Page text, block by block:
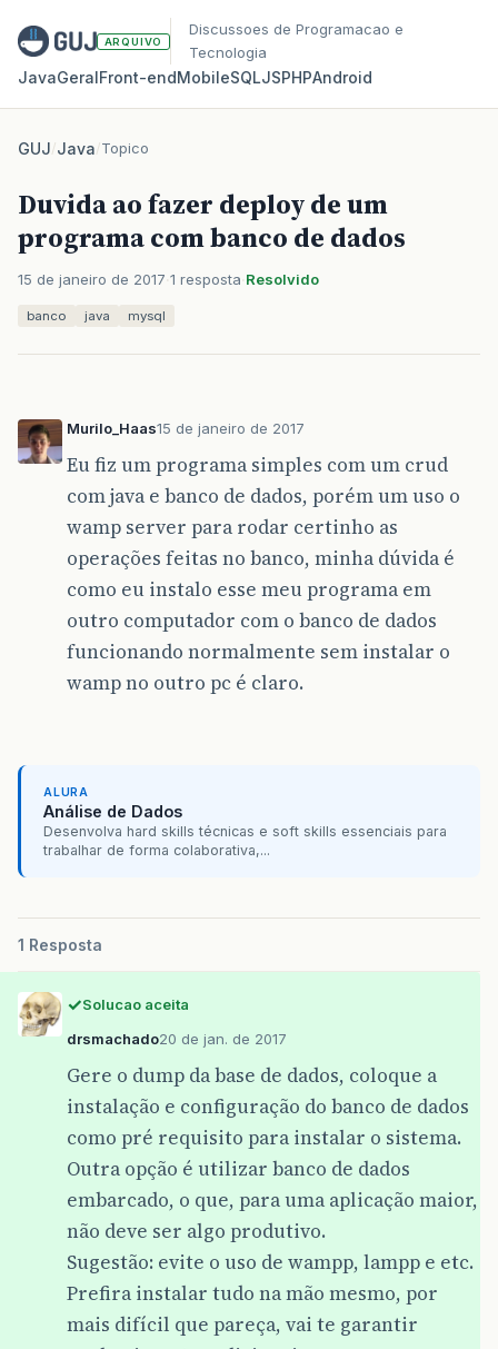
ARQUIVO
Discussoes de Programacao e
Tecnologia
JavaGeralFront‑endMobileSQLJSPHPAndroid
GUJ/Java/Topico
Duvida ao fazer deploy de um
programa com banco de dados
15 de janeiro de 2017 1 resposta Resolvido
banco java mysql
Murilo_Haas15 de janeiro de 2017
Eu fiz um programa simples com um crud
com java e banco de dados, porém um uso o
wamp server para rodar certinho as
operações feitas no banco, minha dúvida é
como eu instalo esse meu programa em
outro computador com o banco de dados
funcionando normalmente sem instalar o
wamp no outro pc é claro.
ALURA
Análise de Dados
Desenvolva hard skills técnicas e soft skills essenciais para
trabalhar de forma colaborativa,...
1 Resposta
Solucao aceita
drsmachado20 de jan. de 2017
Gere o dump da base de dados, coloque a
instalação e configuração do banco de dados
como pré requisito para instalar o sistema.
Outra opção é utilizar banco de dados
embarcado, o que, para uma aplicação maior,
não deve ser algo produtivo.
Sugestão: evite o uso de wampp, lampp e etc.
Prefira instalar tudo na mão mesmo, por
mais difícil que pareça, vai te garantir